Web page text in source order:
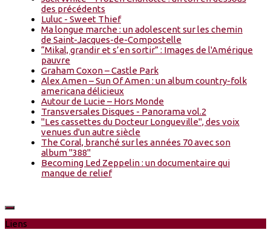
des précédents
Luluc - Sweet Thief
Ma longue marche : un adolescent sur les chemin
de Saint-Jacques-de-Compostelle
“Mikal, grandir et s’en sortir” : Images de l'Amérique
pauvre
Graham Coxon – Castle Park
Alex Amen – Sun Of Amen : un album country-folk
americana délicieux
Autour de Lucie – Hors Monde
Transversales Disques - Panorama vol.2
"Les cassettes du Docteur Longueville", des voix
venues d'un autre siècle
The Coral, branché sur les années 70 avec son
album "388"
Becoming Led Zeppelin : un documentaire qui
manque de relief
Liens